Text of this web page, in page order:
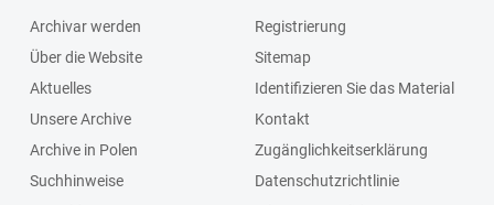
Archivar werden
Über die Website
Aktuelles
Unsere Archive
Archive in Polen
Suchhinweise
Registrierung
Sitemap
Identifizieren Sie das Material
Kontakt
Zugänglichkeitserklärung
Datenschutzrichtlinie